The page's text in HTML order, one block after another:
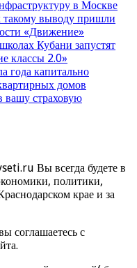
в Москве
выводу пришли
«Движение»
Кубани запустят
классы 2.0»
года капитально
домов
страховую
Вы всегда будете в
политики,
крае и за
соглашаетесь с